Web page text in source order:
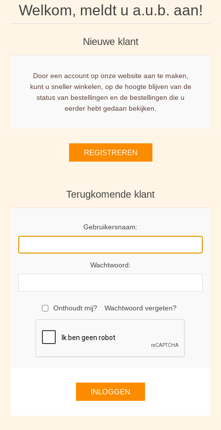
Welkom, meldt u a.u.b. aan!
Nieuwe klant
Door een account op onze website aan te maken,
kunt u sneller winkelen, op de hoogte blijven van de
status van bestellingen en de bestellingen die u
eerder hebt gedaan bekijken.
REGISTREREN
Terugkomende klant
Gebruikersnaam:
Wachtwoord:
Onthoudt mij? Wachtwoord vergeten?
INLOGGEN